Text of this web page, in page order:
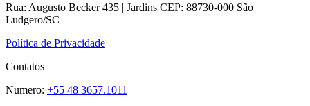
Rua: Augusto Becker 435 | Jardins CEP: 88730-000 São
Ludgero/SC
Política de Privacidade
Contatos
Numero: +55 48 3657.1011